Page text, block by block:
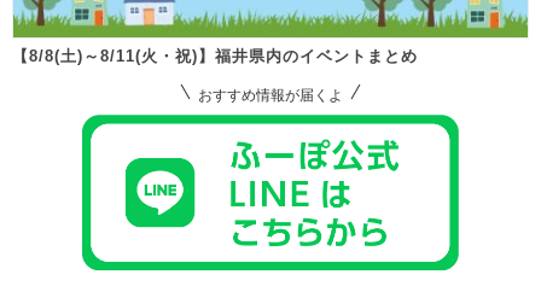
【8/8(土)～8/11(火・祝)】福井県内のイベントまとめ
おすすめ情報が届くよ